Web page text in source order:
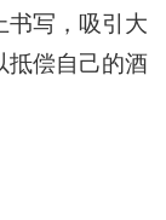
书写，吸引大
抵偿自己的酒